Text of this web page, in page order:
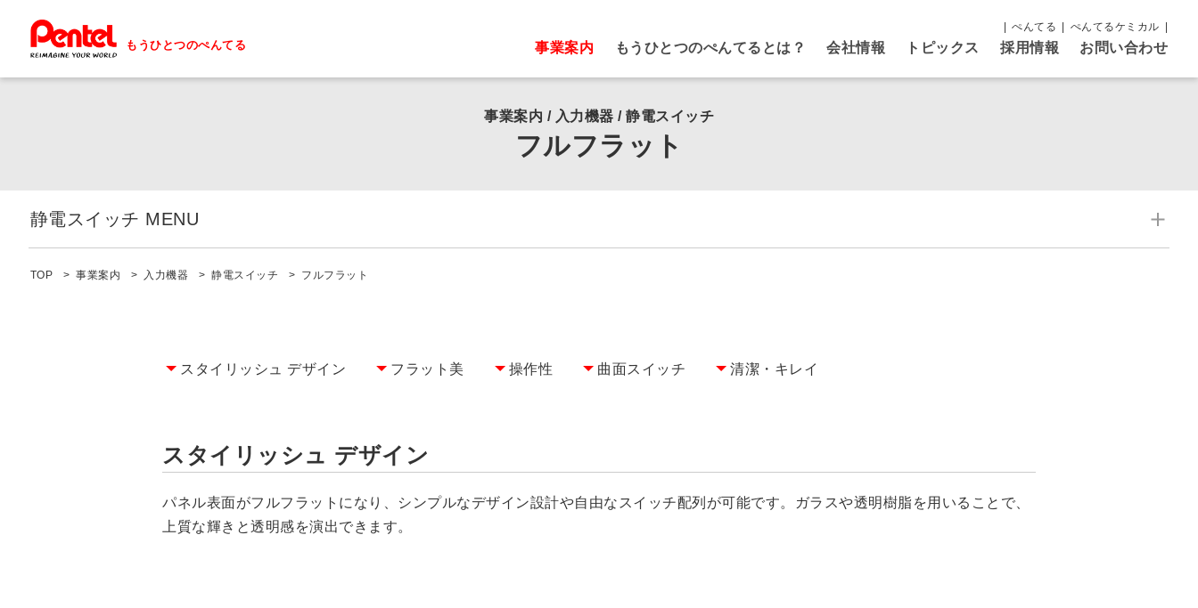
もうひとつのぺんてる
ぺんてる ぺんてるケミカル
事業案内 もうひとつのぺんてるとは？ 会社情報 トピックス 採用情報 お問い合わせ
事業案内 / 入力機器 / 静電スイッチ
フルフラット
静電スイッチ MENU
静電スイッチ 一覧へ
TOP 事業案内 入力機器 静電スイッチ フルフラット
スタイリッシュ デザイン フラット美 操作性 曲面スイッチ 清潔・キレイ
スタイリッシュ デザイン
パネル表面がフルフラットになり、シンプルなデザイン設計や自由なスイッチ配列が可能です。ガラスや透明樹脂を用いることで、
上質な輝きと透明感を演出できます。